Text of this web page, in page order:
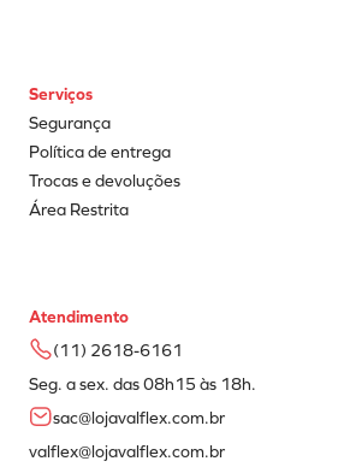
Serviços
Segurança
Política de entrega
Trocas e devoluções
Área Restrita
Atendimento
(11) 2618-6161
Seg. a sex. das 08h15 às 18h.
sac@lojavalflex.com.br
valflex@lojavalflex.com.br